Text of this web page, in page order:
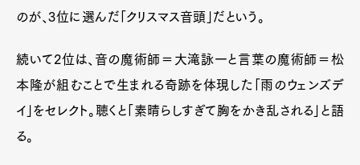
のが、3位に選んだ「クリスマス音頭」だという。
続いて2位は、音の魔術師＝大滝詠一と言葉の魔術師＝松
本隆が組むことで生まれる奇跡を体現した「雨のウェンズデ
イ」をセレクト。聴くと「素晴らしすぎて胸をかき乱される」と語
る。